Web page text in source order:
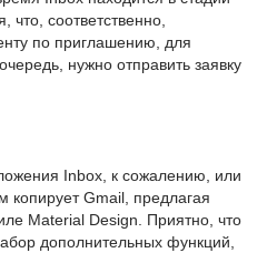
что, соответственно,
по приглашению, для
нужно отправить заявку
Inbox, к сожалению, или
копирует Gmail, предлагая
Material Design. Приятно, что
дополнительных функций,